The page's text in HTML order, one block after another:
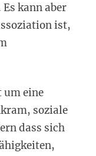
kann aber
ist,
um eine
soziale
dass sich